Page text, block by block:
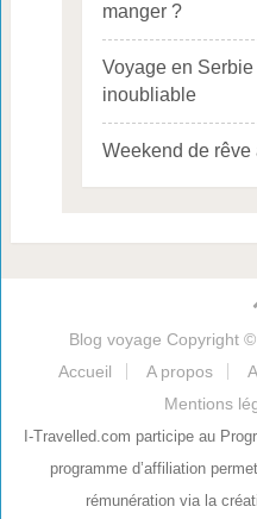
manger ?
Voyage en
inoubliable
Weekend de rêve
Blog voyage Copyright
Accueil
A propos
Mentions
I-Travelled.com participe au
programme d’affiliation
rémunération via la